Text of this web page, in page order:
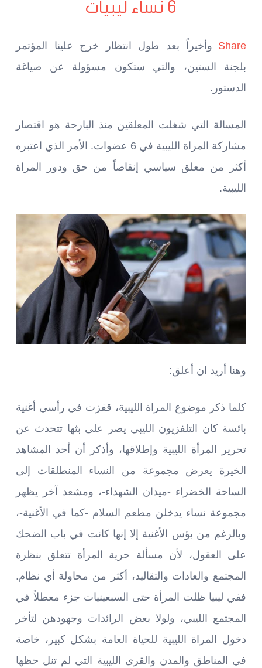
6 نساء ليبيات
Share وأخيراً بعد طول انتظار خرج علينا المؤتمر
بلجنة الستين، والتي ستكون مسؤولة عن صياغة
الدستور.
المسالة التي شغلت المعلقين منذ البارحة هو اقتصار
مشاركة المراة الليبية في 6 عضوات. الأمر الذي اعتبره
أكثر من معلق سياسي إنقاصاً من حق ودور المراة
الليبية.
وهنا أريد ان أعلق:
كلما ذكر موضوع المراة الليبية، قفزت في رأسي أغنية
بائسة كان التلفزيون الليبي يصر على بثها تتحدث عن
تحرير المرأة الليبية وإطلاقها، وأذكر أن أحد المشاهد
الخيرة يعرض مجموعة من النساء المنطلقات إلى
الساحة الخضراء -ميدان الشهداء-، ومشعد آخر يظهر
مجموعة نساء يدخلن مطعم السلام -كما في الأغنية-،
وبالرغم من بؤس الأغنية إلا إنها كانت في باب الضحك
على العقول، لأن مسألة حرية المرأة تتعلق بنظرة
المجتمع والعادات والتقاليد، أكثر من محاولة أي نظام.
ففي ليبيا ظلت المرأة حتى السبعينيات جزء معطلاً في
المجتمع الليبي، ولولا بعض الرائدات وجهودهن لتأخر
دخول المراة الليبية للحياة العامة بشكل كبير، خاصة
في المناطق والمدن والقرى الليبية التي لم تنل حظها